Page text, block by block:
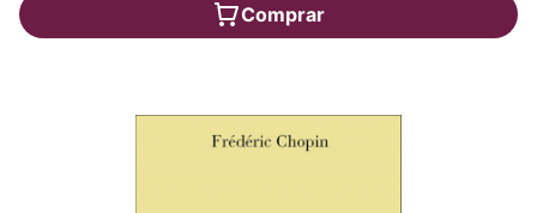
Comprar